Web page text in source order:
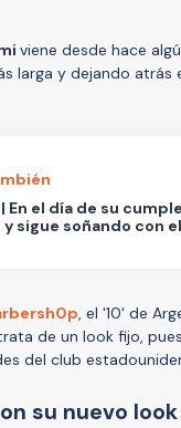
viene desde hace
larga y dejando
| En el día de su
y sigue soñando con
, el '10' de
de un look fijo,
del club
su nuevo look